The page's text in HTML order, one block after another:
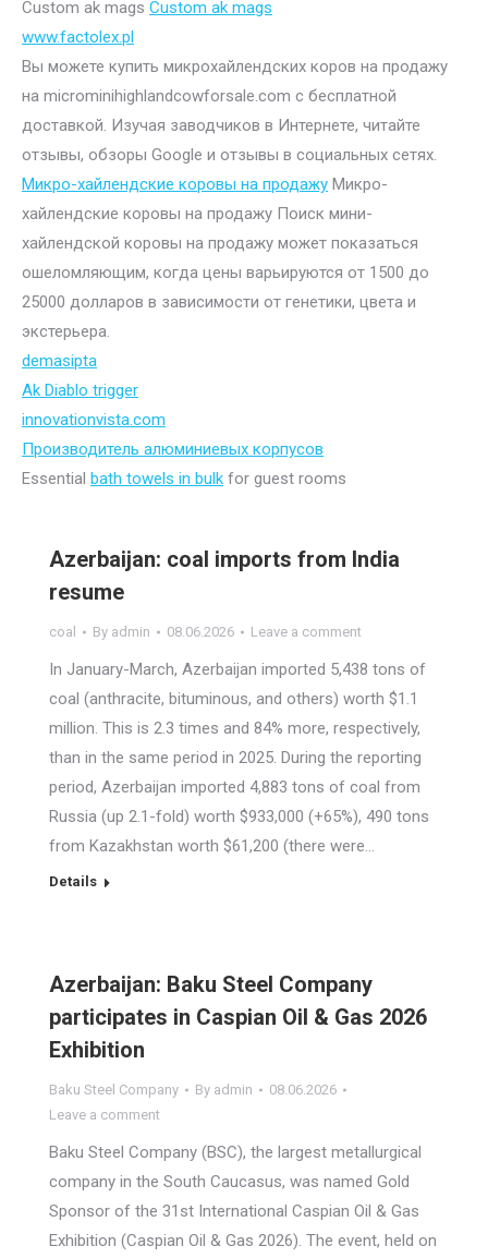
Custom ak mags Custom ak mags
www.factolex.pl
Вы можете купить микрохайлендских коров на продажу
на microminihighlandcowforsale.com с бесплатной
доставкой. Изучая заводчиков в Интернете, читайте
отзывы, обзоры Google и отзывы в социальных сетях.
Микро-хайлендские коровы на продажу Микро-
хайлендские коровы на продажу Поиск мини-
хайлендской коровы на продажу может показаться
ошеломляющим, когда цены варьируются от 1500 до
25000 долларов в зависимости от генетики, цвета и
экстерьера.
demasipta
Ak Diablo trigger
innovationvista.com
Производитель алюминиевых корпусов
Essential bath towels in bulk for guest rooms
Azerbaijan: coal imports from India
resume
coal By admin 08.06.2026 Leave a comment
In January-March, Azerbaijan imported 5,438 tons of
coal (anthracite, bituminous, and others) worth $1.1
million. This is 2.3 times and 84% more, respectively,
than in the same period in 2025. During the reporting
period, Azerbaijan imported 4,883 tons of coal from
Russia (up 2.1-fold) worth $933,000 (+65%), 490 tons
from Kazakhstan worth $61,200 (there were…
Details
Azerbaijan: Baku Steel Company
participates in Caspian Oil & Gas 2026
Exhibition
Baku Steel Company By admin
08.06.2026
Leave a comment
Baku Steel Company (BSC), the largest metallurgical
company in the South Caucasus, was named Gold
Sponsor of the 31st International Caspian Oil & Gas
Exhibition (Caspian Oil & Gas 2026). The event, held on